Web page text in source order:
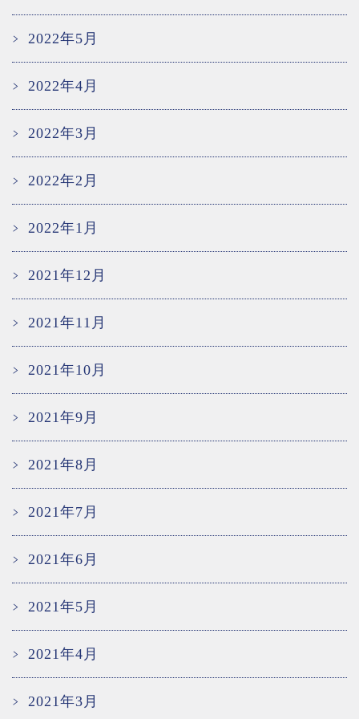
2022年5月
2022年4月
2022年3月
2022年2月
2022年1月
2021年12月
2021年11月
2021年10月
2021年9月
2021年8月
2021年7月
2021年6月
2021年5月
2021年4月
2021年3月